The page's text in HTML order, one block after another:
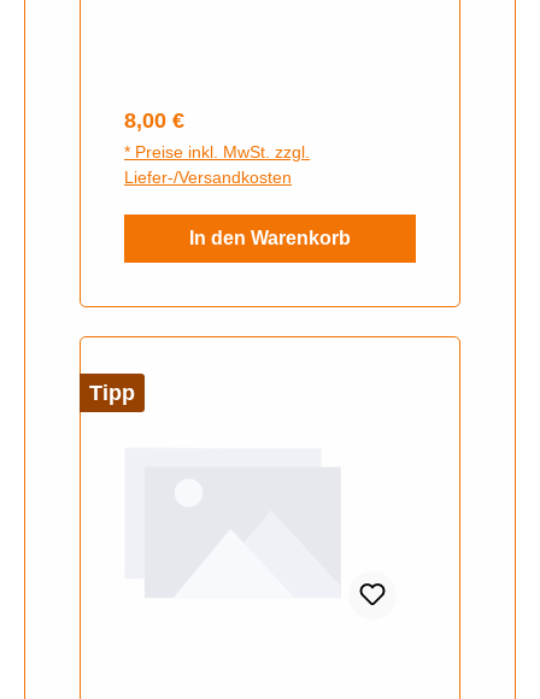
Regulärer Preis:
8,00 €
* Preise inkl. MwSt. zzgl.
Liefer-/Versandkosten
In den Warenkorb
Tipp